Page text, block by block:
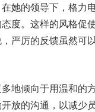
她的领导下，格力
度。这样的风格促
严厉的反馈虽然可
地倾向于用温和的
放的沟通，以减少